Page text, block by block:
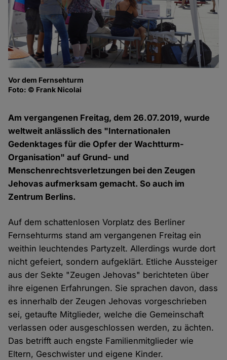
Vor dem Fernsehturm
Foto: © Frank Nicolai
Am vergangenen Freitag, dem 26.07.2019, wurde
weltweit anlässlich des "Internationalen
Gedenktages für die Opfer der Wachtturm-
Organisation" auf Grund- und
Menschenrechtsverletzungen bei den Zeugen
Jehovas aufmerksam gemacht. So auch im
Zentrum Berlins.
Auf dem schattenlosen Vorplatz des Berliner
Fernsehturms stand am vergangenen Freitag ein
weithin leuchtendes Partyzelt. Allerdings wurde dort
nicht gefeiert, sondern aufgeklärt. Etliche Aussteiger
aus der Sekte "Zeugen Jehovas" berichteten über
ihre eigenen Erfahrungen. Sie sprachen davon, dass
es innerhalb der Zeugen Jehovas vorgeschrieben
sei, getaufte Mitglieder, welche die Gemeinschaft
verlassen oder ausgeschlossen werden, zu ächten.
Das betrifft auch engste Familienmitglieder wie
Eltern, Geschwister und eigene Kinder.